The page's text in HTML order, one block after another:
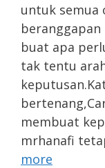
untuk semua
beranggapan
buat apa
tak tentu
membuat
mrhanafi
more